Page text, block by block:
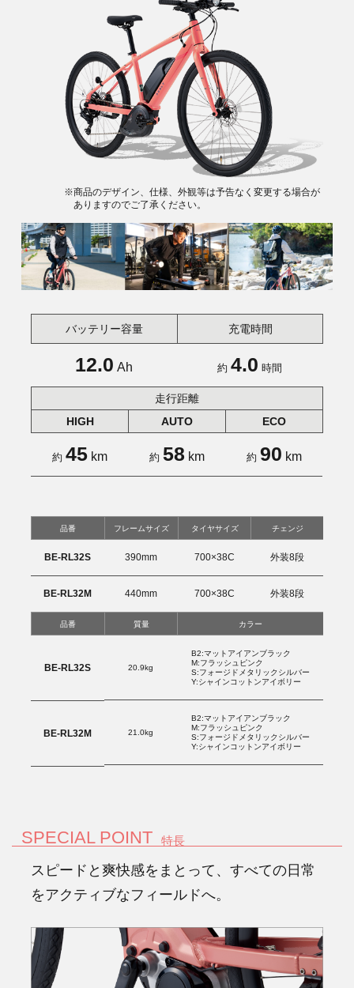
※商品のデザイン、仕様、外観等は予告なく変更する場合が
ありますのでご了承ください。
バッテリー容量 充電時間
12.0 Ah 約 4.0 時間
走行距離
HIGH
AUTO ECO
約 45 km 約 58 km 約 90 km
品番
BE-RL32S
BE-RL32M
フレームサイズ
390mm
440mm
タイヤサイズ
700×38C
700×38C
チェンジ
外装8段
外装8段
品番
BE-RL32S
BE-RL32M
質量
20.9kg
21.0kg
カラー
B2:マットアイアンブラック
M:フラッシュピンク
S:フォージドメタリックシルバー
Y:シャインコットンアイボリー
B2:マットアイアンブラック
M:フラッシュピンク
S:フォージドメタリックシルバー
Y:シャインコットンアイボリー
SPECIAL POINT 特長
スピードと爽快感をまとって、すべての日常
をアクティブなフィールドへ。